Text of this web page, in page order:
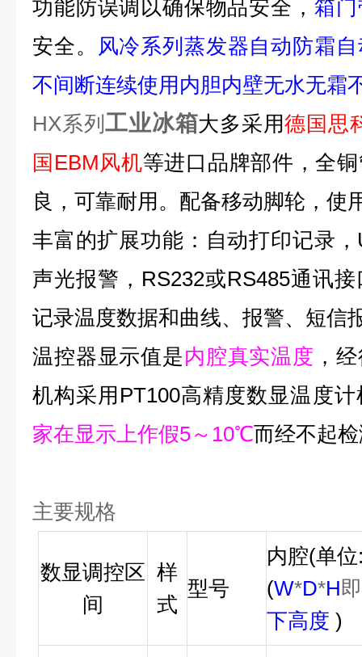
功能防误调以确保物品安全， 箱
安全。
风冷系列蒸发器自动防霜
不间断连续使用内胆内壁无水无霜
HX系列工业冰箱大多采用德国思
国 EBM风机等进口品牌部件 ，全
良，可靠耐用。配备移动脚轮，使
丰富的扩展功能：自动打印记录，
声光报警， RS232或RS485通讯
记录温度数据和曲线、报警、短信
温控器显示值是内腔真实温度 ，
机构采用 PT100高精度数显温度
家在显示上作假5～ 10℃而经不起
主要规格
数显调控区
间
样
式
型号
内腔(单位
(W*D*H即
下高度 )